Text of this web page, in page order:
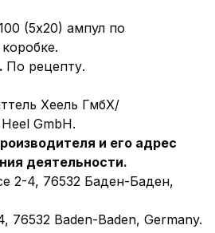
(5х20) ампул по
По рецепту.
Хеель ГмбХ/
GmbH.
и его адрес
деятельности.
2-4, 76532 Баден-Баден,
76532 Baden-Baden, Germany.